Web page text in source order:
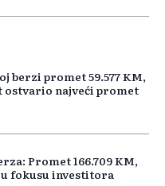
berzi promet 59.577 KM,
ostvario najveći promet
Promet 166.709 KM,
fokusu investitora